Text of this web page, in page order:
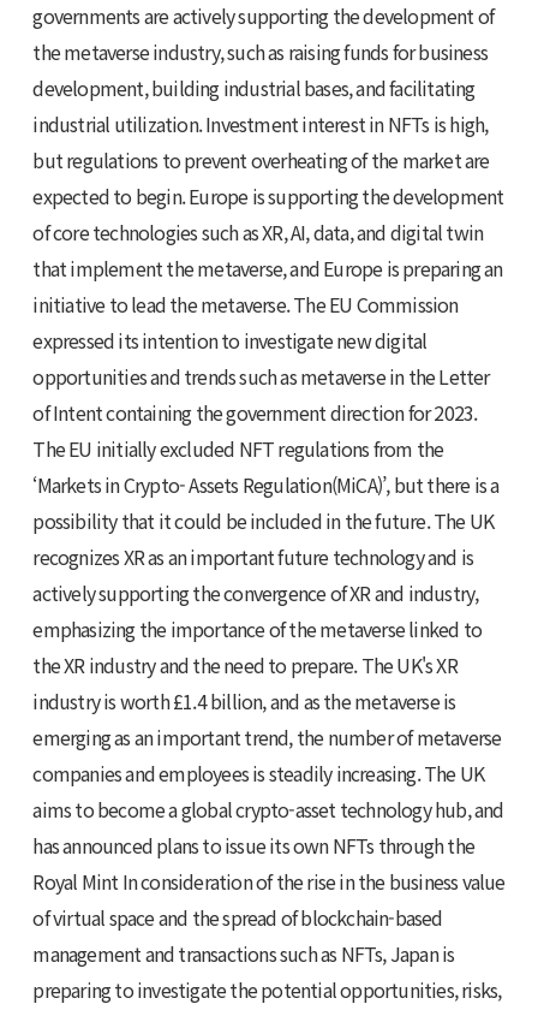
governments are actively supporting the development of
the metaverse industry, such as raising funds for business
development, building industrial bases, and facilitating
industrial utilization. Investment interest in NFTs is high,
but regulations to prevent overheating of the market are
expected to begin. Europe is supporting the development
of core technologies such as XR, AI, data, and digital twin
that implement the metaverse, and Europe is preparing an
initiative to lead the metaverse. The EU Commission
expressed its intention to investigate new digital
opportunities and trends such as metaverse in the Letter
of Intent containing the government direction for 2023.
The EU initially excluded NFT regulations from the
‘Markets in Crypto- Assets Regulation(MiCA)’, but there is a
possibility that it could be included in the future. The UK
recognizes XR as an important future technology and is
actively supporting the convergence of XR and industry,
emphasizing the importance of the metaverse linked to
the XR industry and the need to prepare. The UK's XR
industry is worth £1.4 billion, and as the metaverse is
emerging as an important trend, the number of metaverse
companies and employees is steadily increasing. The UK
aims to become a global crypto-asset technology hub, and
has announced plans to issue its own NFTs through the
Royal Mint In consideration of the rise in the business value
of virtual space and the spread of blockchain-based
management and transactions such as NFTs, Japan is
preparing to investigate the potential opportunities, risks,